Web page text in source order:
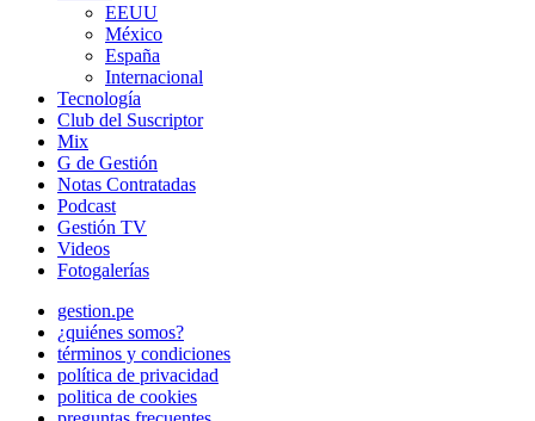
EEUU
México
España
Internacional
Tecnología
Club del Suscriptor
Mix
G de Gestión
Notas Contratadas
Podcast
Gestión TV
Videos
Fotogalerías
gestion.pe
¿quiénes somos?
términos y condiciones
política de privacidad
politica de cookies